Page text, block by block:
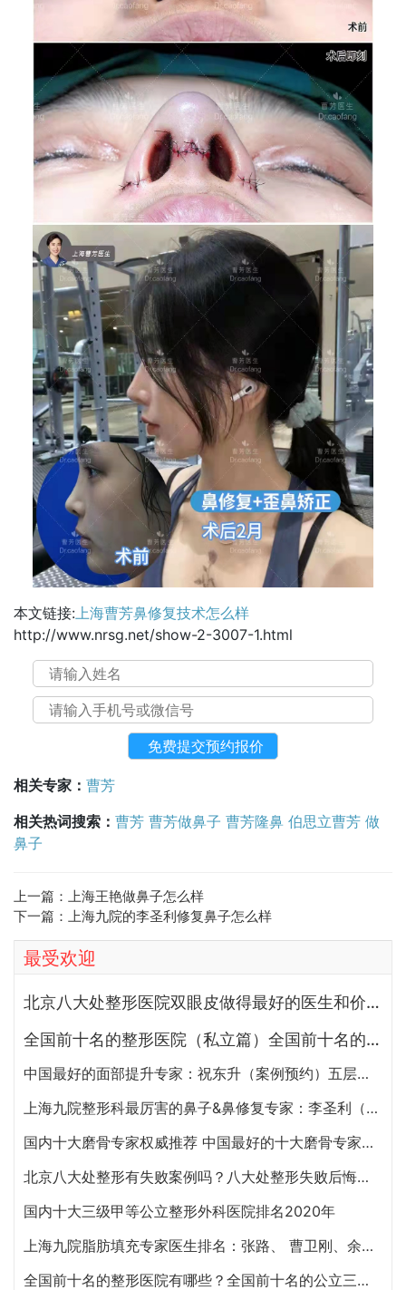
本文链接:上海曹芳鼻修复技术怎么样
http://www.nrsg.net/show-2-3007-1.html
相关专家： 曹芳
相关热词搜索： 曹芳 曹芳做鼻子 曹芳隆鼻 伯思立曹芳 做
鼻子
上一篇： 上海王艳做鼻子怎么样
下一篇： 上海九院的李圣利修复鼻子怎么样
最受欢迎
北京八大处整形医院双眼皮做得最好的医生和价格大全
全国前十名的整形医院（私立篇）全国前十名的私立整形医院排名大全
中国最好的面部提升专家：祝东升（案例预约）五层面部提升怎么样？
上海九院整形科最厉害的鼻子&鼻修复专家：李圣利（简介、案例、预约）
国内十大磨骨专家权威推荐 中国最好的十大磨骨专家排名
北京八大处整形有失败案例吗？八大处整形失败后悔怎么办？怎么投诉？
国内十大三级甲等公立整形外科医院排名2020年
上海九院脂肪填充专家医生排名：张路、 曹卫刚、余力（简介、案例、预约）
全国前十名的整形医院有哪些？全国前十名的公立三甲整形医院排名大全